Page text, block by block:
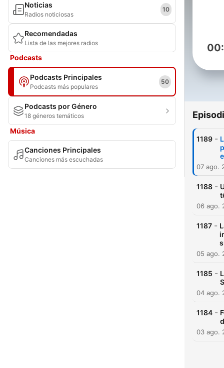
Noticias
Radios noticiosas
10
Recomendadas
Lista de las mejores radios
Podcasts
Podcasts Principales
Podcasts más populares
50
Podcasts por Género
18 géneros temáticos
Música
Canciones Principales
Canciones más escuchadas
1189 -
07 ago.
1188 -
06 ago.
1187 -
05 ago.
1185 -
04 ago.
1184 -
03 ago.